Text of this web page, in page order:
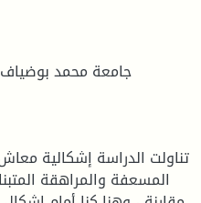
جامعة محمد بوضياف
تناولت الدراسة إشكالية
المسعفة والمراهقة